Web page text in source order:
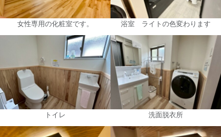
女性専用の化粧室です。 浴室 ライトの色変わります
トイレ 洗面脱衣所